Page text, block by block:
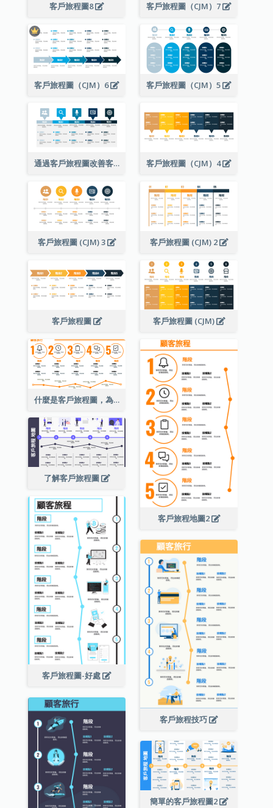
客戶旅程圖8 客戶旅程圖（CJM）7
客戶旅程圖（CJM）6 客戶旅程圖（CJM）5
通過客戶旅程圖改善客戶體驗 客戶旅程圖（CJM）4
客戶旅程圖 (CJM) 3 客戶旅程圖 (CJM) 2
客戶旅程圖 客戶旅程圖 (CJM)
什麼是客戶旅程圖，為什麼重要？
客戶旅程地圖2
了解客戶旅程圖
客戶旅程圖-好處
客戶旅程技巧
簡單的客戶旅程圖2